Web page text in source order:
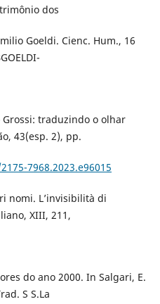
dos
Goeldi. Cienc. Hum., 16
Grossi: traduzindo o olhar
43(esp. 2), pp.
7968.2023.e96015
nomi. L’invisibilità di
XIII, 211,
do ano 2000. In Salgari, E.
S S.La